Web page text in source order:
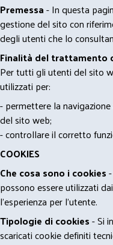
Premessa- In questa
gestione del sito con
degli utenti che lo
Finalità del trattamento
Per tutti gli utenti del sito
utilizzati per:
- permettere la
del sito web;
- controllare il corretto
COOKIES
Che cosa sono i cookies
possono essere utilizzati
l'esperienza per l'utente.
Tipologie di cookies- Si
scaricati cookie definiti